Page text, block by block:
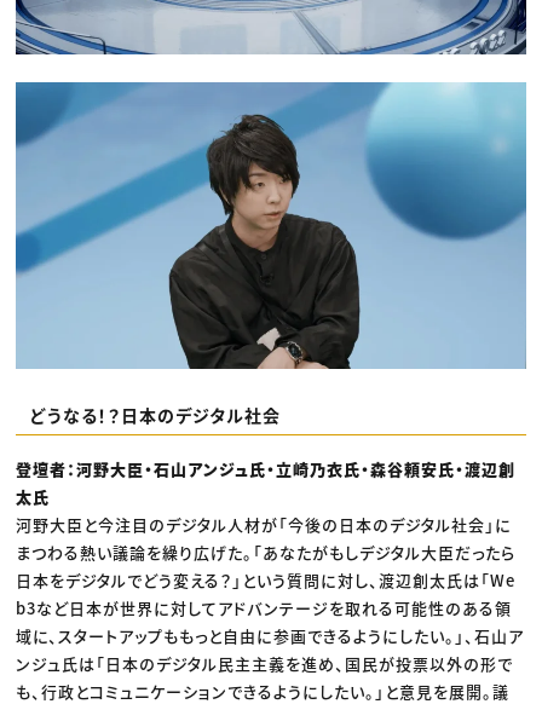
どうなる！？日本のデジタル社会
登壇者：河野大臣・石山アンジュ氏・立崎乃衣氏・森谷頼安氏・渡辺創
太氏
河野大臣と今注目のデジタル人材が「今後の日本のデジタル社会」に
まつわる熱い議論を繰り広げた。「あなたがもしデジタル大臣だったら
日本をデジタルでどう変える？」という質問に対し、渡辺創太氏は「We
b3など日本が世界に対してアドバンテージを取れる可能性のある領
域に、スタートアップももっと自由に参画できるようにしたい。」、石山ア
ンジュ氏は「日本のデジタル民主主義を進め、国民が投票以外の形で
も、行政とコミュニケーションできるようにしたい。」と意見を展開。議